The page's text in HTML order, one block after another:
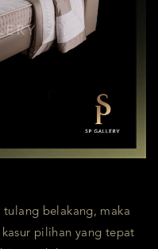
belakang, maka
pilihan yang tepat